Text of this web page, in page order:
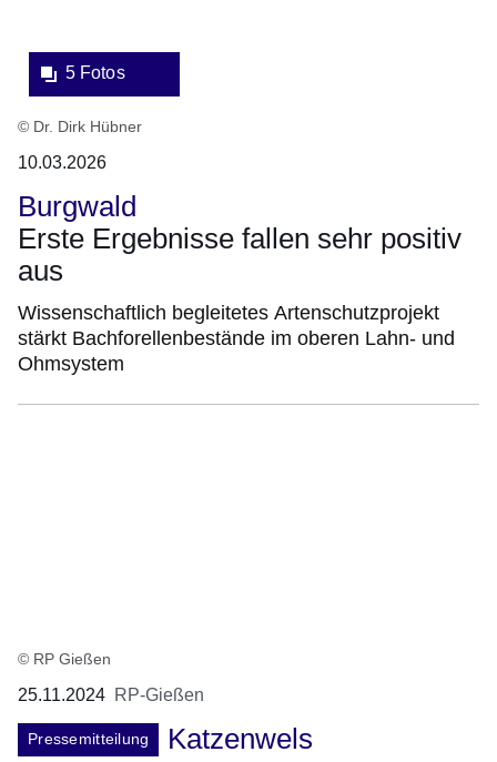
5 Fotos
© Dr. Dirk Hübner
10.03.2026
Burgwald
Erste Ergebnisse fallen sehr positiv
aus
Wissenschaftlich begleitetes Artenschutzprojekt
stärkt Bachforellenbestände im oberen Lahn- und
Ohmsystem
© RP Gießen
25.11.2024 RP-Gießen
Pressemitteilung
Katzenwels